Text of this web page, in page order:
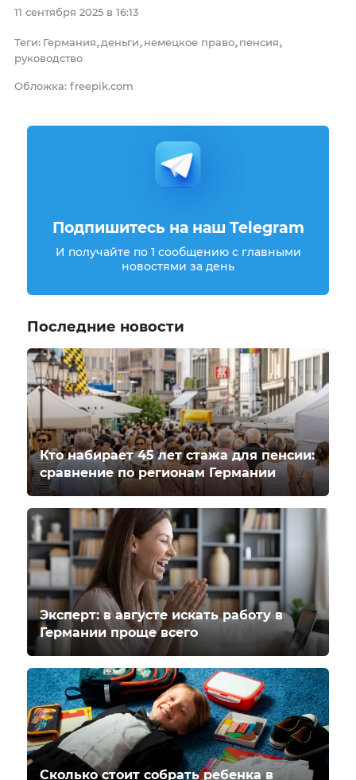
11 сентября 2025 в 16:13
Теги: Германия, деньги, немецкое право, пенсия,
руководство
Обложка: freepik.com
Подпишитесь на наш Telegram
И получайте по 1 сообщению с главными
новостями за день
Последние новости
Кто набирает 45 лет стажа для пенсии:
сравнение по регионам Германии
Эксперт: в августе искать работу в
Германии проще всего
Сколько стоит собрать ребенка в